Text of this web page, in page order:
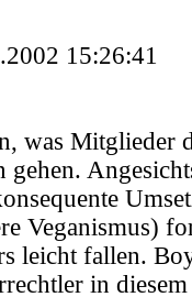
15:26:41
was Mitglieder
Veganismus)
leicht fallen.
in